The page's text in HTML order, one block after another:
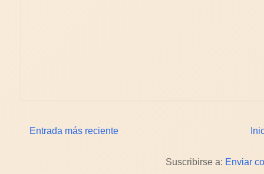
Entrada más reciente
Suscribirse a: Enviar